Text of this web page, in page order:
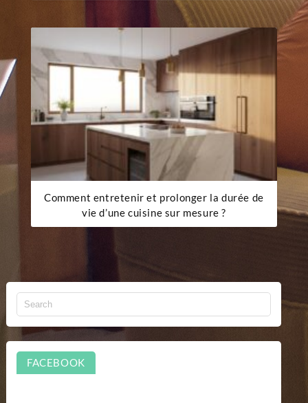
Comment entretenir et prolonger la durée de
vie d’une cuisine sur mesure ?
FACEBOOK